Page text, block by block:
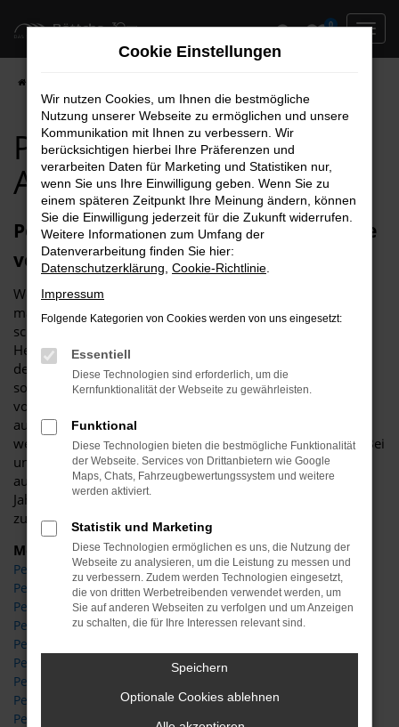
Zum
springen
0
Peugeot für Dessau Top
Angebote
Perfekt für Dessau geeignet: Fahrzeuge
von Peugeot
Wer für seine Mobilität in Dessau auf einen Peugeot setzt,
macht es auf jeden Fall richtig. Wir vom Autohaus Böttche
schwören seit vielen Jahren auf die Fahrzeuge dieses
Herstellers und empfehlen diese vorbehaltlos. Sowohl auf
den Straßen von Dessau als auch in der Umgebung und
somit auf Landstraßen und Autobahn spielen die Modelle
von Peugeot ihre Stärken aus. Gerne beraten wir Sie
ausführlich und finden gemeinsam mit Ihnen heraus,
welches Fahrzeug sich am Besten für Ihre Zwecke eignet. Bei
uns vor Ort finden Sie sowohl Peugeot Neufahrzeuge als
auch gebrauchte Modelle, Tageszulassungen oder
Jahreswagen. Das Tolle daran: von Dessau ist es nicht weit
zu uns und zu Ihrem neuen Peugeot.
Modelle
Peugeot 2008 Dessau
Peugeot 208 Dessau
Peugeot 3008 Dessau
Peugeot 308 Dessau
Peugeot 5008 Dessau
Peugeot 508 Dessau
Peugeot Expert Dessau
Peugeot Traveller Dessau
Peugeot Rifter Dessau
Cookie Einstellungen
Wir nutzen Cookies, um Ihnen die bestmögliche
Nutzung unserer Webseite zu ermöglichen und unsere
Kommunikation mit Ihnen zu verbessern. Wir
berücksichtigen hierbei Ihre Präferenzen und
verarbeiten Daten für Marketing und Statistiken nur,
wenn Sie uns Ihre Einwilligung geben. Wenn Sie zu
einem späteren Zeitpunkt Ihre Meinung ändern, können
Sie die Einwilligung jederzeit für die Zukunft widerrufen.
Weitere Informationen zum Umfang der
Datenverarbeitung finden Sie hier:
Datenschutzerklärung Cookie-Richtlinie
Impressum
Folgende Kategorien von Cookies werden von uns eingesetzt:
Essentiell
Diese Technologien sind erforderlich, um die
Kernfunktionalität der Webseite zu gewährleisten.
Funktional
Diese Technologien bieten die bestmögliche Funktionalität
der Webseite. Services von Drittanbietern wie Google
Maps, Chats, Fahrzeugbewertungssystem und weitere
werden aktiviert.
Statistik und Marketing
Diese Technologien ermöglichen es uns, die Nutzung der
Webseite zu analysieren, um die Leistung zu messen und
zu verbessern. Zudem werden Technologien eingesetzt,
die von dritten Werbetreibenden verwendet werden, um
Sie auf anderen Webseiten zu verfolgen und um Anzeigen
zu schalten, die für Ihre Interessen relevant sind.
Speichern
Optionale Cookies ablehnen